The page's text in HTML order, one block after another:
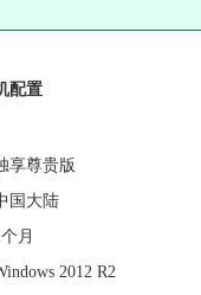
配置
享尊贵版
国大陆
月
2012 R2